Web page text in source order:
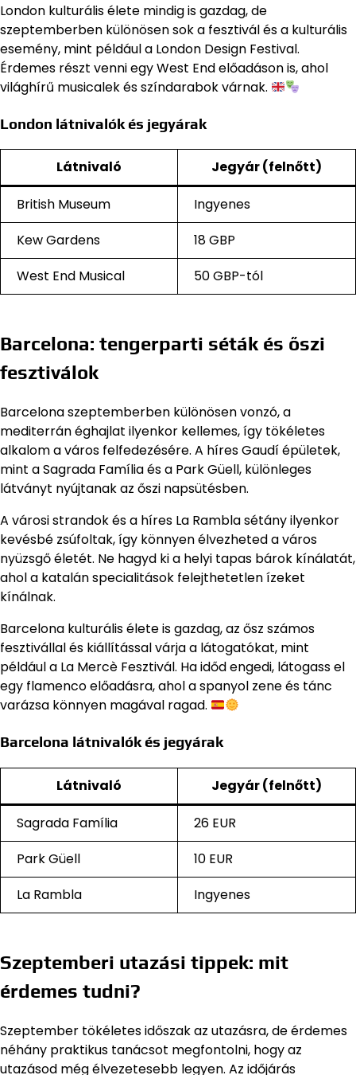
London kulturális élete mindig is gazdag, de
szeptemberben különösen sok a fesztivál és a kulturális
esemény, mint például a London Design Festival.
Érdemes részt venni egy West End előadáson is, ahol
világhírű musicalek és színdarabok várnak.
London látnivalók és jegyárak
Látnivaló Jegyár (felnőtt)
British Museum
Ingyenes
Kew Gardens
18 GBP
West End Musical
50 GBP-tól
Barcelona: tengerparti séták és őszi
fesztiválok
Barcelona szeptemberben különösen vonzó, a
mediterrán éghajlat ilyenkor kellemes, így tökéletes
alkalom a város felfedezésére. A híres Gaudí épületek,
mint a Sagrada Família és a Park Güell, különleges
látványt nyújtanak az őszi napsütésben.
A városi strandok és a híres La Rambla sétány ilyenkor
kevésbé zsúfoltak, így könnyen élvezheted a város
nyüzsgő életét. Ne hagyd ki a helyi tapas bárok kínálatát,
ahol a katalán specialitások felejthetetlen ízeket
kínálnak.
Barcelona kulturális élete is gazdag, az ősz számos
fesztivállal és kiállítással várja a látogatókat, mint
például a La Mercè Fesztivál. Ha időd engedi, látogass el
egy flamenco előadásra, ahol a spanyol zene és tánc
varázsa könnyen magával ragad.
Barcelona látnivalók és jegyárak
Látnivaló Jegyár (felnőtt)
Sagrada Família
26 EUR
Park Güell
10 EUR
La Rambla
Ingyenes
Szeptemberi utazási tippek: mit
érdemes tudni?
Szeptember tökéletes időszak az utazásra, de érdemes
néhány praktikus tanácsot megfontolni, hogy az
utazásod még élvezetesebb legyen. Az időjárás